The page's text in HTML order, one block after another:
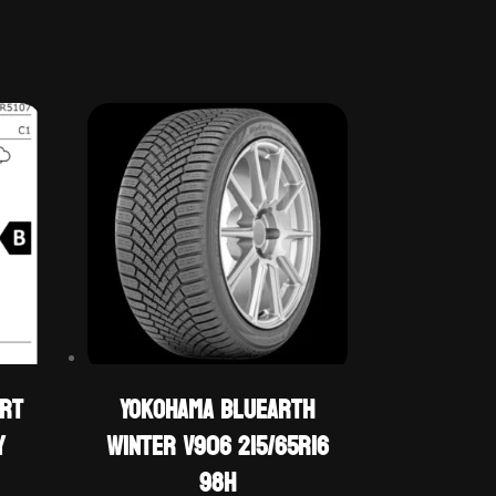
Yokohama BLUEARTH
WINTER V906 215/65R16
98H